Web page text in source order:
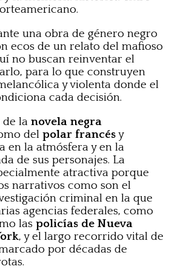
una obra de género negro
ecos de un relato del mafioso
no buscan reinventar el
para lo que construyen
y violenta donde el
cada decisión.
de la novela negra
del polar francésy
en la atmósfera y en la
de sus personajes. La
atractiva porque
narrativos como son el
criminal en la que
agencias federales, como
las policías de Nueva
, y el largo recorrido vital de
por décadas de